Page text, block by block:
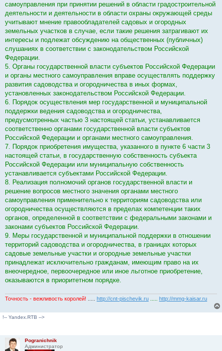
самоуправления при принятии решений в области градостроительной
деятельности и деятельности в области охраны окружающей среды
учитывают мнение правообладателей садовых и огородных
земельных участков в случае, если такие решения затрагивают их
интересы и подлежат обсуждению на общественных (публичных)
слушаниях в соответствии с законодательством Российской
Федерации.
5. Органы государственной власти субъектов Российской Федерации
и органы местного самоуправления вправе осуществлять поддержку
развития садоводства и огородничества в иных формах,
установленных законодательством Российской Федерации.
6. Порядок осуществления мер государственной и муниципальной
поддержки ведения садоводства и огородничества,
предусмотренных частью 3 настоящей статьи, устанавливается
соответственно органами государственной власти субъектов
Российской Федерации и органами местного самоуправления.
7. Порядок приобретения имущества, указанного в пункте 6 части 3
настоящей статьи, в государственную собственность субъекта
Российской Федерации или муниципальную собственность
устанавливается субъектами Российской Федерации.
8. Реализация полномочий органов государственной власти и
решение вопросов местного значения органами местного
самоуправления применительно к территориям садоводства или
огородничества осуществляются в пределах компетенции таких
органов, определенной в соответствии с федеральными законами и
законами субъектов Российской Федерации.
9. Меры государственной и муниципальной поддержки в отношении
территорий садоводства и огородничества, в границах которых
садовые земельные участки и огородные земельные участки
принадлежат исключительно гражданам, имеющим право на их
внеочередное, первоочередное или иное льготное приобретение,
оказываются в приоритетном порядке.
Точность - вежливость королей! http://cnt-pischevik.ru http://mmg-kaisar.ru
!-- Yandex.RTB -->
Pogranichnik
Администратор